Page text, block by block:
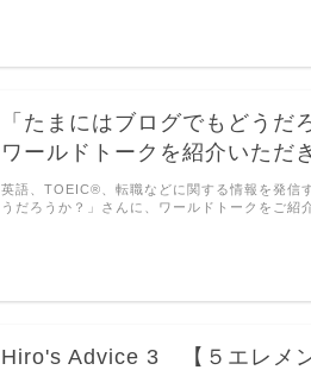
「たまにはブログでもどうだ
ワールドトークを紹介いただ
英語、TOEIC®、転職などに関する情報を発信
うだろうか？」さんに、ワールドトークをご紹
Hiro's Advice 3 【５エレメ